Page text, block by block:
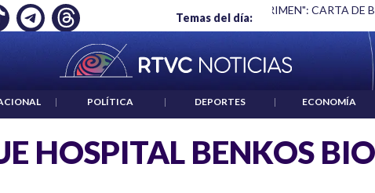
Temas del día:
EMPLEO: JP MORGAN "HABLAR NO ES UN CRIMEN": CARTA DE
| POLÍTICA | DEPORTES | ECONOMÍA
HOSPITAL BENKOS